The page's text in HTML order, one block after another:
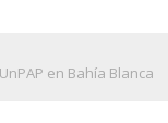
en Bahía Blanca